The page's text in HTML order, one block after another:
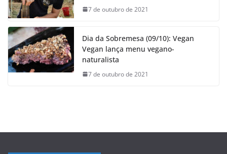
7 de outubro de 2021
Dia da Sobremesa (09/10): Vegan
Vegan lança menu vegano-
naturalista
7 de outubro de 2021